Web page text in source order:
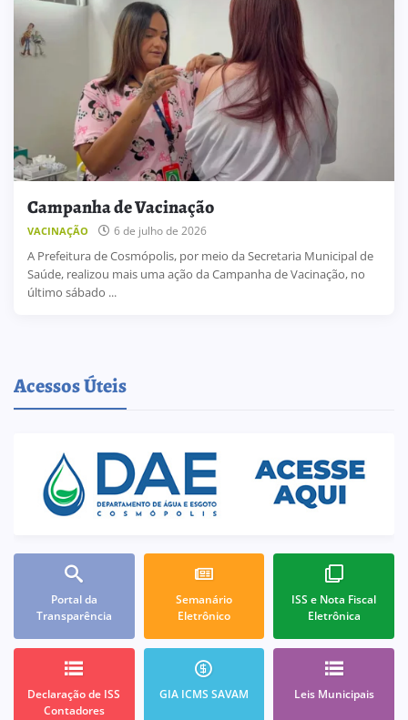
Campanha de Vacinação
VACINAÇÃO 6 de julho de 2026
A Prefeitura de Cosmópolis, por meio da Secretaria Municipal de
Saúde, realizou mais uma ação da Campanha de Vacinação, no
último sábado ...
Acessos Úteis
Portal da
Transparência
Semanário
Eletrônico
ISS e Nota Fiscal
Eletrônica
Declaração de ISS
Contadores
GIA ICMS SAVAM Leis Municipais